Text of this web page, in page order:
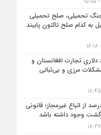
جنگ تحمیلی، صلح تحمیلی
به کدام صلح تاکنون پایبند
میلیارد دلاری تجارت افغانستان و
مرزی و بی‌ثباتی
۶۲ درصد از اتباع غیرمجاز؛ قانونی
وجود داشته باشد